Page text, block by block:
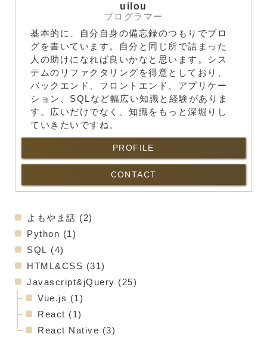
uilou
プログラマー
基本的に、自分自身の備忘録のつもりでブロ
グを書いています。自分と同じ所で詰まった
人の助けになれば良いかなと思います。シス
テムのリファクタリングを得意としており、
バックエンド、フロントエンド、アプリケー
ション、SQLなど幅広い知識と経験がありま
す。広いだけでなく、知識をもっと深堀りし
ていきたいですね。
PROFILE
CONTACT
よもやま話 (2)
Python (1)
SQL (4)
HTML&CSS (31)
Javascript&jQuery (25)
Vue.js (1)
React (1)
React Native (3)